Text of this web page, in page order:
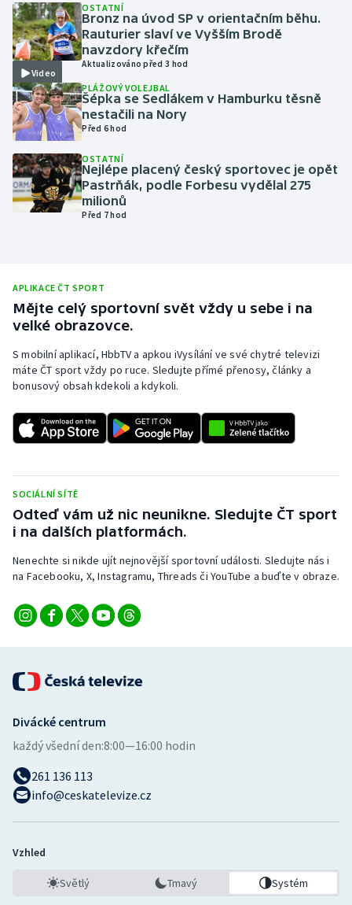
Krasobruslení
Lezení
Lyže a snowboard
Motorsport
Plavání
Ragby
Rychlobruslení
Short track
Sportovní střelba
Stolní tenis
Triatlon
Vodní slalom
Volejbal
Ostatní
Video
OSTATNÍ
Bronz na úvod SP v orientačním běhu.
Rauturier slaví ve Vyšším Brodě
navzdory křečím
Aktualizováno před 3 hod
PLÁŽOVÝ VOLEJBAL
Šépka se Sedlákem v Hamburku těsně
nestačili na Nory
Před 6 hod
OSTATNÍ
Nejlépe placený český sportovec je opět
Pastrňák, podle Forbesu vydělal 275
milionů
Před 7 hod
APLIKACE ČT SPORT
Mějte celý sportovní svět vždy u sebe i na
velké obrazovce.
S mobilní aplikací, HbbTV a apkou iVysílání ve své chytré televizi
máte ČT sport vždy po ruce. Sledujte přímé přenosy, články a
bonusový obsah kdekoli a kdykoli.
SOCIÁLNÍ SÍTĚ
Odteď vám už nic neunikne. Sledujte ČT sport
i na dalších platformách.
Nenechte si nikde ujít nejnovější sportovní události. Sledujte nás i
na Facebooku, X, Instagramu, Threads či YouTube a buďte v obraze.
Divácké centrum
každý všední den:8:00—16:00 hodin
261 136 113
info@ceskatelevize.cz
Vzhled
Světlý Tmavý Systém